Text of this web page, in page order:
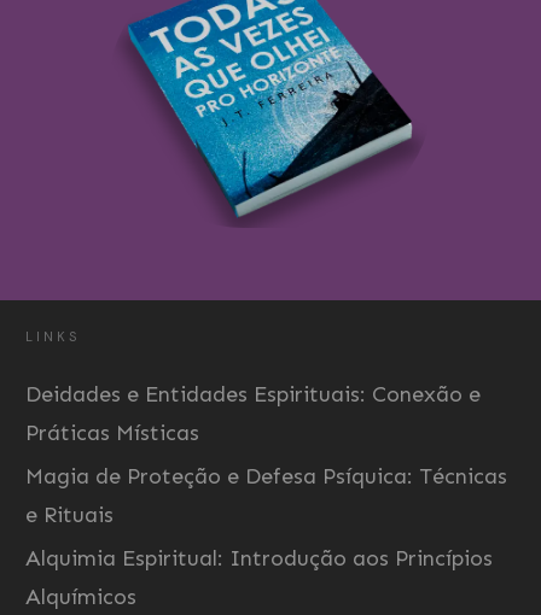
LINKS
Deidades e Entidades Espirituais: Conexão e
Práticas Místicas
Magia de Proteção e Defesa Psíquica: Técnicas
e Rituais
Alquimia Espiritual: Introdução aos Princípios
Alquímicos